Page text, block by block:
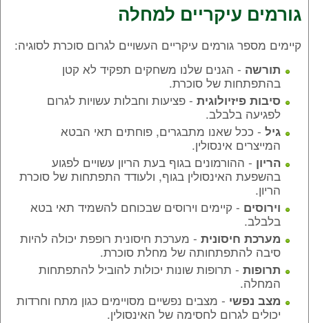
גורמים עיקריים למחלה
קיימים מספר גורמים עיקריים העשויים לגרום סוכרת לסוגיה:
תורשה - הגנים שלנו משחקים תפקיד לא קטן
בהתפתחות של סוכרת.
סיבות פיזיולוגית - פציעות וחבלות עשויות לגרום
לפגיעה בלבלב.
גיל - ככל שאנו מתבגרים, פוחתים תאי הבטא
המייצרים אינסולין.
הריון - ההורמונים בגוף בעת הריון עשויים לפגוע
בהשפעת האינסולין בגוף, ולעודד התפתחות של סוכרת
הריון.
וירוסים - קיימים וירוסים שבכוחם להשמיד תאי בטא
בלבלב.
מערכת חיסונית - מערכת חיסונית רופפת יכולה להיות
סיבה להתפתחותה של מחלת סוכרת.
תרופות - תרופות שונות יכולות להוביל להתפתחות
המחלה.
מצב נפשי - מצבים נפשיים מסויימים כגון מתח וחרדות
יכולים לגרום לחסימה של האינסולין.